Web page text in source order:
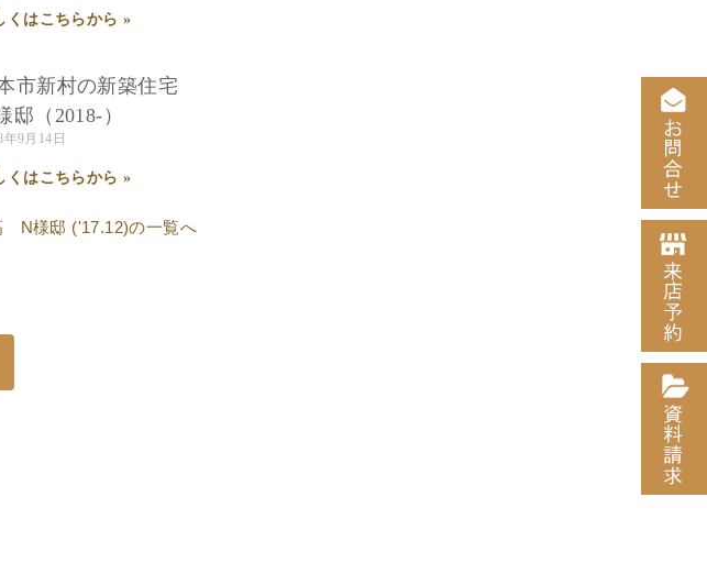
くはこちらから »
市新村の新築住宅
邸（2018-）
年9月14日
くはこちらから »
N様邸 ('17.12)の一覧へ